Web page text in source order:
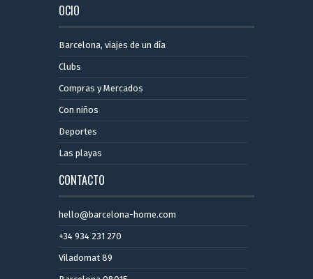
OCIO
Barcelona, ​​viajes de un día
Clubs
Compras y Mercados
Con niños
Deportes
Las playas
CONTACTO
hello@barcelona-home.com
+34 934 231 270
Viladomat 89